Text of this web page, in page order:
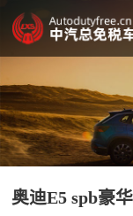
奥迪E5 spb豪